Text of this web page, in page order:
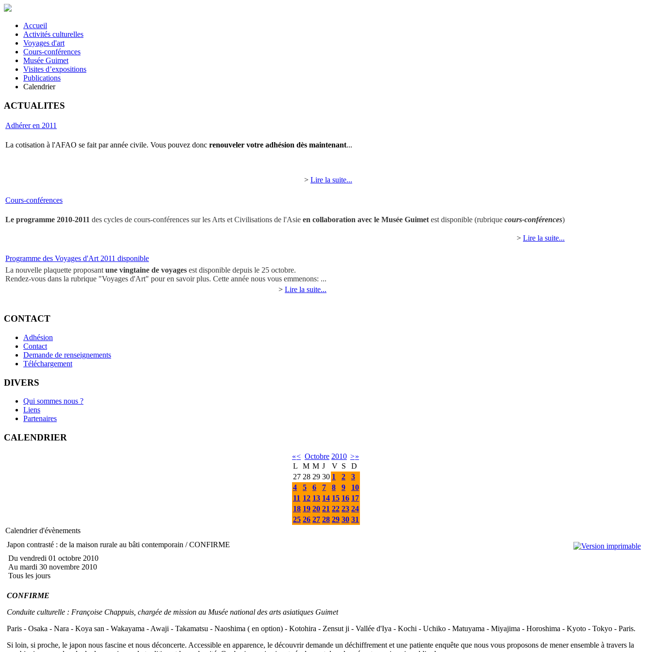
Accueil
Activités culturelles
Voyages d'art
Cours-conférences
Musée Guimet
Visites d’expositions
Publications
Calendrier
ACTUALITES
Adhérer en 2011
La cotisation à l'AFAO se fait par année civile. Vous pouvez donc renouveler votre adhésion dès maintenant...
> Lire la suite...
Cours-conférences
Le programme 2010-2011 des cycles de cours-conférences sur les Arts et Civilisations de l'Asie en collaboration avec le Musée Guimetest disponible (rubrique cours-conférences)
> Lire la suite...
Programme des Voyages d'Art 2011 disponible
La nouvelle plaquette proposantune vingtaine de voyages est disponible depuis le 25 octobre.
Rendez-vous dans la rubrique "Voyages d'Art" pour en savoir plus. Cette année nous vous emmenons: ...
> Lire la suite...
CONTACT
Adhésion
Contact
Demande de renseignements
Téléchargement
DIVERS
Qui sommes nous ?
Liens
Partenaires
CALENDRIER
«< Octobre 2010 >»
L
M M J V S
D
27 28 29 30 1 2
3
4
5 6 7 8 9
10
11 12 13 14 15 16 17
18 19 20 21 22 23 24
25 26 27 28 29 30 31
Calendrier d'évènements
Japon contrasté : de la maison rurale au bâti contemporain / CONFIRME
Du vendredi 01 octobre 2010
Au mardi 30 novembre 2010
Tous les jours
CONFIRME
Conduite culturelle : Françoise Chappuis, chargée de mission au Musée national des arts asiatiques Guimet
Paris - Osaka - Nara - Koya san - Wakayama - Awaji - Takamatsu - Naoshima ( en option) - Kotohira - Zensut ji - Vallée d'Iya - Kochi - Uchiko - Matuyama - Miyajima - Horoshima - Kyoto - Tokyo - Paris.
Si loin, si proche, le japon nous fascine et nous déconcerte. Accessible en apparence, le découvrir demande un déchiffrement et une patiente enquête que nous vous proposons de mener ensemble à travers la